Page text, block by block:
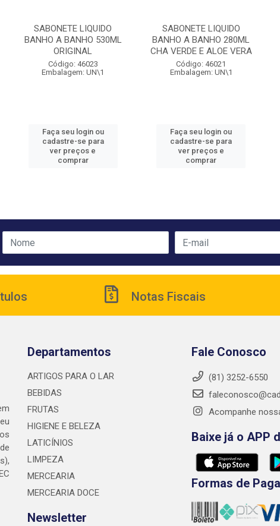
SABONETE LIQUIDO
BANHO A BANHO 530ML
ORIGINAL
Código: 46023
Embalagem: UN\1
Faça seu login ou
cadastre-se para
ver preços e
comprar
SABONETE LIQUIDO
BANHO A BANHO 280ML
CHA VERDE E ALOE VERA
Código: 46021
Embalagem: UN\1
Faça seu login ou
cadastre-se para
ver preços e
comprar
Notas Fiscais
Departamentos
ARTIGOS PARA O LAR
BEBIDAS
FRUTAS
HIGIENE E BELEZA
LATICÍNIOS
LIMPEZA
MERCEARIA
MERCEARIA DOCE
Newsletter
Fale Conosco
(81) 3252-6550
Acompanhe
Baixe já o APP
Formas de